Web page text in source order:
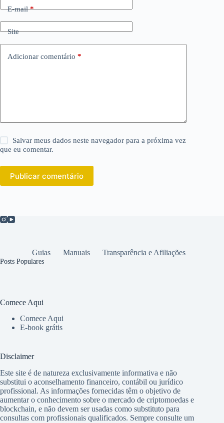
E-mail*
Site
Adicionar comentário *
Salvar meus dados neste navegador para a próxima vez
que eu comentar.
Publicar comentário
Guias Manuais Transparência e Afiliações
Posts Populares
Comece Aqui
Comece Aqui
E-book grátis
Disclaimer
Este site é de natureza exclusivamente informativa e não
substitui o aconselhamento financeiro, contábil ou jurídico
profissional. As informações fornecidas têm o objetivo de
aumentar o conhecimento sobre o mercado de criptomoedas e
blockchain, e não devem ser usadas como substituto para
consultas com profissionais qualificados. Sempre consulte um